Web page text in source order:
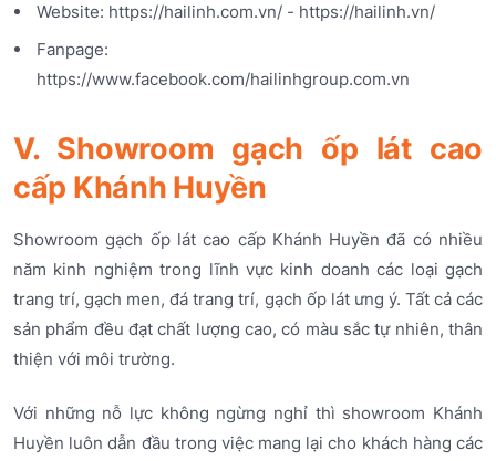
Website: https://hailinh.com.vn/ - https://hailinh.vn/
Fanpage:
https://www.facebook.com/hailinhgroup.com.vn
V. Showroom gạch ốp lát cao
cấp Khánh Huyền
Showroom gạch ốp lát cao cấp Khánh Huyền đã có nhiều
năm kinh nghiệm trong lĩnh vực kinh doanh các loại gạch
trang trí, gạch men, đá trang trí, gạch ốp lát ưng ý. Tất cả các
sản phẩm đều đạt chất lượng cao, có màu sắc tự nhiên, thân
thiện với môi trường.
Với những nỗ lực không ngừng nghỉ thì showroom Khánh
Huyền luôn dẫn đầu trong việc mang lại cho khách hàng các